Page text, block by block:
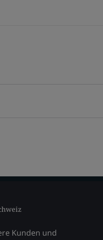
Kunden und